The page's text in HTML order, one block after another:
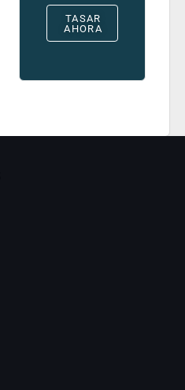
TASAR
AHORA